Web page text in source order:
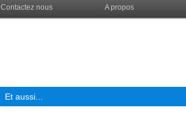
Contactez nous A propos
Et aussi...